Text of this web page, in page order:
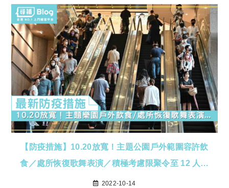
【防疫措施】10.20放寬！主題公園戶外範圍容許飲
食／處所恢復歌舞表演／積極考慮限聚令至 12 人…
2022-10-14